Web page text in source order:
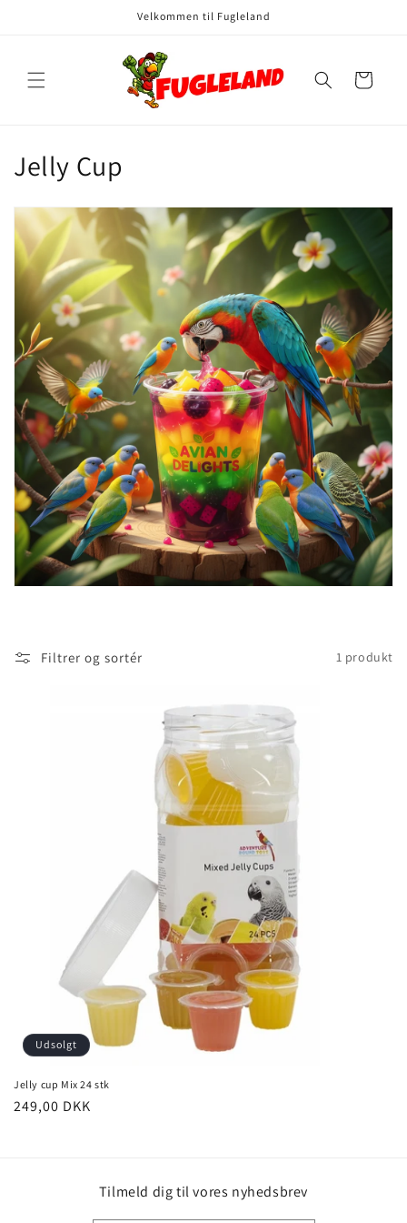
Velkommen til Fugleland
Indkøbskurv
K
o
l
l
e
k
t
i
o
n
:
Jelly Cup
Filtrer og sortér 1 produkt
Udsolgt
Jelly cup Mix 24 stk
Normalpris
249,00 DKK
Tilmeld dig til vores nyhedsbrev